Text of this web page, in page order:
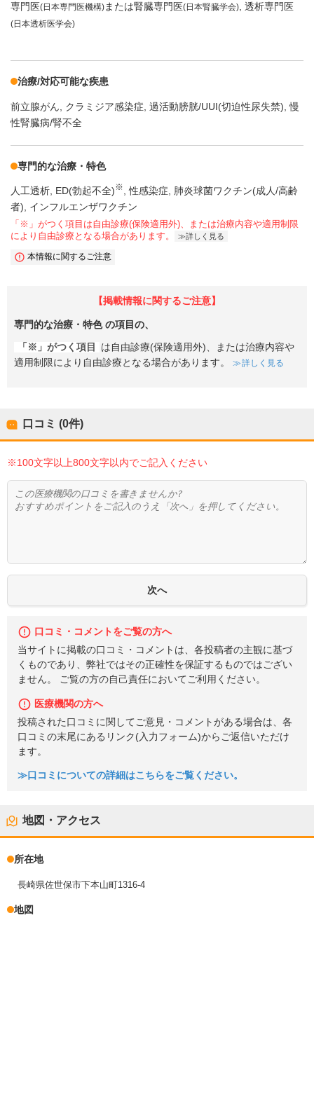
専門医(日本専門医機構)または腎臓専門医(日本腎臓学会) 透析専門医
(日本透析医学会)
治療/対応可能な疾患
前立腺がん クラミジア感染症 過活動膀胱/UUI(切迫性尿失禁) 慢
性腎臓病/腎不全
専門的な治療・特色
人工透析 ED(勃起不全)※ 性感染症
肺炎球菌ワクチン(成人/高齢
者)
インフルエンザワクチン
「※」がつく項目は自由診療(保険適用外)、または治療内容や適用制限
により自由診療となる場合があります。
詳しく見る
本情報に関するご注意
【掲載情報に関するご注意】
専門的な治療・特色の項目の、
「※」がつく項目
は自由診療(保険適用外)、または治療内容や
適用制限により自由診療となる場合があります。
詳しく見る
口コミ (0件)
※100文字以上800文字以内でご記入ください
口コミ・コメントをご覧の方へ
当サイトに掲載の口コミ・コメントは、各投稿者の主観に基づ
くものであり、弊社ではその正確性を保証するものではござい
ません。 ご覧の方の自己責任においてご利用ください。
医療機関の方へ
投稿された口コミに関してご意見・コメントがある場合は、各
口コミの末尾にあるリンク(入力フォーム)からご返信いただけ
ます。
≫口コミについての詳細はこちらをご覧ください。
地図・アクセス
所在地
長崎県佐世保市下本山町1316-4
地図